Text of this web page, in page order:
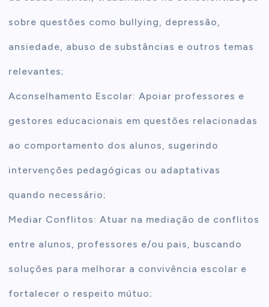
sobre questões como bullying, depressão,
ansiedade, abuso de substâncias e outros temas
relevantes;
Aconselhamento Escolar: Apoiar professores e
gestores educacionais em questões relacionadas
ao comportamento dos alunos, sugerindo
intervenções pedagógicas ou adaptativas
quando necessário;
Mediar Conflitos: Atuar na mediação de conflitos
entre alunos, professores e/ou pais, buscando
soluções para melhorar a convivência escolar e
fortalecer o respeito mútuo;